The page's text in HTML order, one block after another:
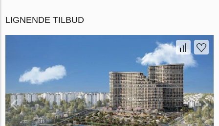
LIGNENDE TILBUD